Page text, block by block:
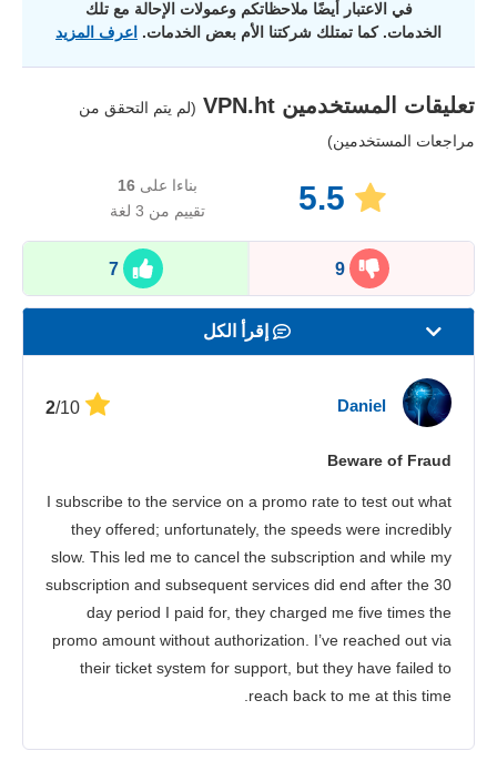
في الاعتبار أيضًا ملاحظاتكم وعمولات الإحالة مع تلك
الخدمات. كما تمتلك شركتنا الأم بعض الخدمات. اعرف المزيد
تعليقات المستخدمين VPN.ht (لم يتم التحقق من
مراجعات المستخدمين)
5.5 بناءا على 16
تقييم من 3 لغة
7 9
إقرأ الكل
خدمة الزبائن
Daniel
/10
Beware of Fraud
I subscribe to the service on a promo rate to test out what
they offered; unfortunately, the speeds were incredibly
slow. This led me to cancel the subscription and while my
subscription and subsequent services did end after the 30
day period I paid for, they charged me five times the
promo amount without authorization. I’ve reached out via
their ticket system for support, but they have failed to
reach back to me at this time.